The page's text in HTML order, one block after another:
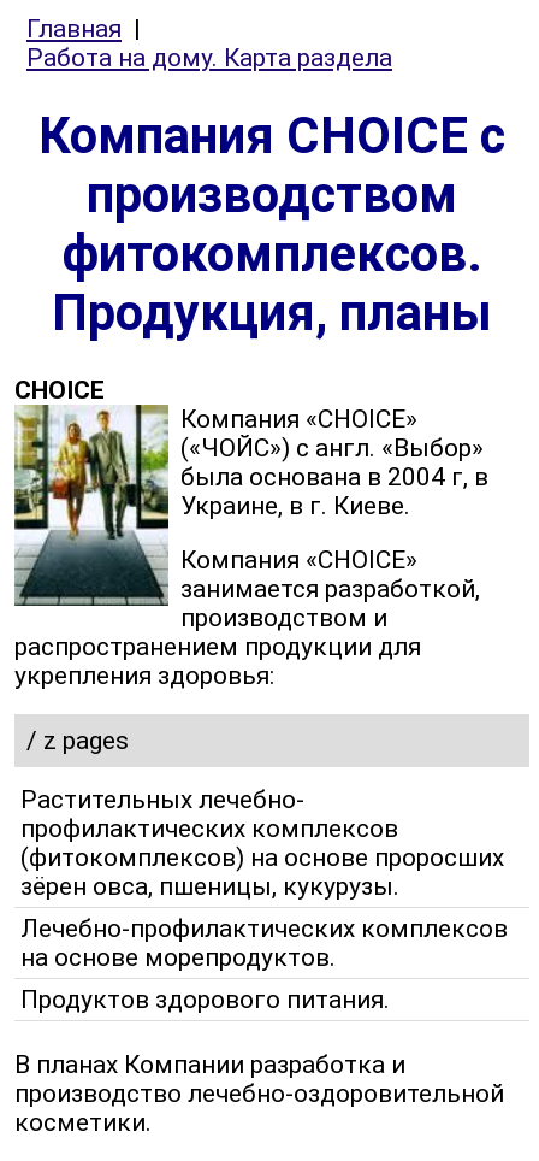
Главная |
Работа на дому. Карта раздела
Компания CHOICE с
производством
фитокомплексов.
Продукция, планы
CHOICE
Компания «CHOICE»
(«ЧОЙС») с англ. «Выбор»
была основана в 2004 г, в
Украине, в г. Киеве.
Компания «CHOICE»
занимается разработкой,
производством и
распространением продукции для
укрепления здоровья:
/ z pages
Растительных лечебно-
профилактических комплексов
(фитокомплексов) на основе проросших
зёрен овса, пшеницы, кукурузы.
Лечебно-профилактических комплексов
на основе морепродуктов.
Продуктов здорового питания.
В планах Компании разработка и
производство лечебно-оздоровительной
косметики.